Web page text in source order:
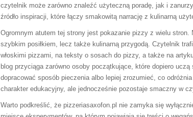
czytelnik może zarówno znaleźć użyteczną poradę, jak i
źródło inspiracji, które łączy smakowitą narrację z kulinarną
Ogromnym atutem tej strony jest pokazanie pizzy z wielu
szybkim posiłkiem, lecz także kulinarną przygodą. Czytelnik
włoskimi pizzami, na teksty o sosach do pizzy, a także na
blog przyciąga zarówno osoby początkujące, które dopiero
dopracować sposób pieczenia albo lepiej zrozumieć, co
charakter edukacyjny, ale jednocześnie pozostaje smaczny w
Warto podkreślić, że pizzeriasaxofon.pl nie zamyka się